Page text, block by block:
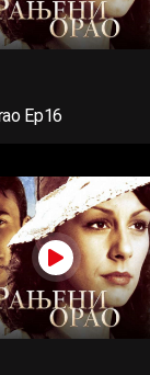
Ep16